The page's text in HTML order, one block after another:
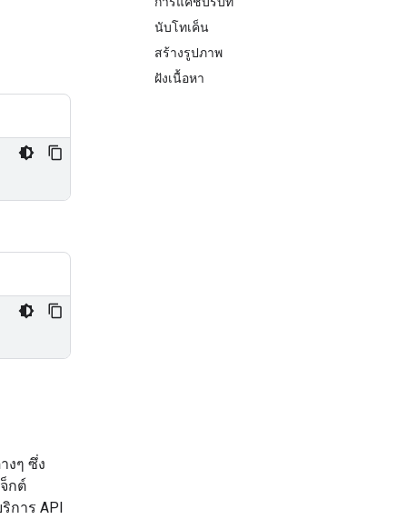
นับโทเค็น
สร้างรูปภาพ
ฝังเนื้อหา
งๆ ซึ่ง
กต์
การ API